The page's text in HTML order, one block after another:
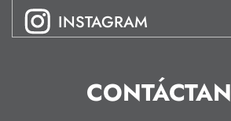
INSTAGRAM